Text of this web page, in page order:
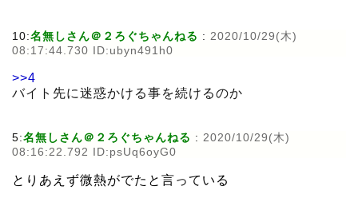
10:名無しさん＠２ろぐちゃんねる : 2020/10/29(木)
08:17:44.730 ID:ubyn491h0
>>4
バイト先に迷惑かける事を続けるのか
5:名無しさん＠２ろぐちゃんねる : 2020/10/29(木)
08:16:22.792 ID:psUq6oyG0
とりあえず微熱がでたと言っている